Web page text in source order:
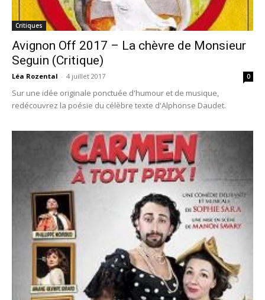
Critiques
Avignon Off 2017 – La chèvre de Monsieur
Seguin (Critique)
Léa Rozental - 4 juillet 2017 0
Sur une idée originale ponctuée d'humour et de musique,
redécouvrez la poésie du célèbre texte d'Alphonse Daudet.